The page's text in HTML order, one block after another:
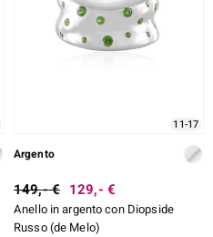
11-17
Argento
149,- € 129,- €
Anello in argento con Diopside
Russo (de Melo)